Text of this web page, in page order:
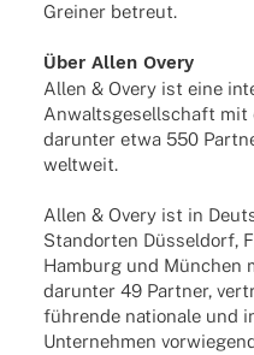
Grei­ner betreut.
Über Allen Overy
Allen & Overy ist eine
Anwalts­ge­sell­schaft mit
darun­ter etwa 550
weltweit.
Allen & Overy ist in
Stand­or­ten Düssel­dorf,
Hamburg und München
darun­ter 49 Part­ner,
führende natio­nale und
Unter­neh­men